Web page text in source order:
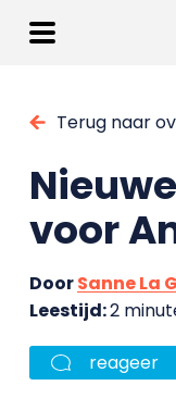
Terug naar
voor
DoorSanne La
Leestijd:2
reageer